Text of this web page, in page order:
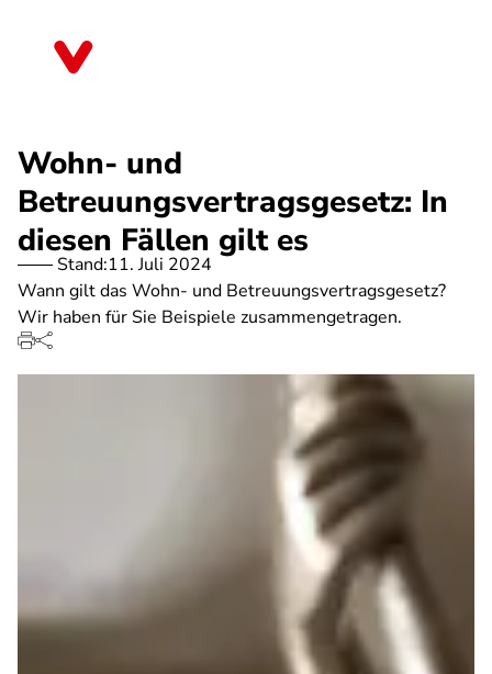
Wohn- und
Betreuungsvertragsgesetz: In
diesen Fällen gilt es
Stand:11. Juli 2024
Wann gilt das Wohn- und Betreuungsvertragsgesetz?
Wir haben für Sie Beispiele zusammengetragen.